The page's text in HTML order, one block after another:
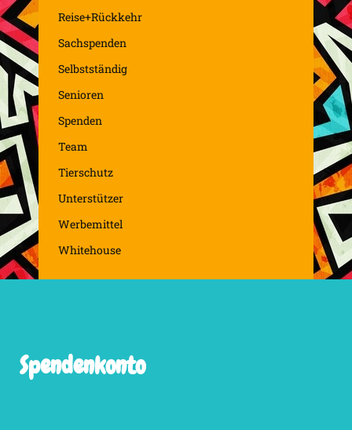
Reise+Rückkehr
Sachspenden
Selbstständig
Senioren
Spenden
Team
Tierschutz
Unterstützer
Werbemittel
Whitehouse
Spendenkonto